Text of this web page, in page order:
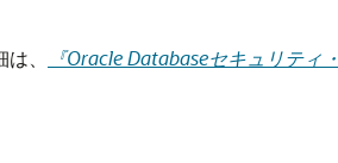
、
『Oracle Databaseセキュリティ